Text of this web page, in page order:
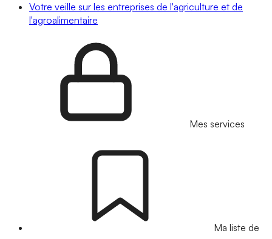
Votre veille sur les entreprises de l'agriculture et de
l'agroalimentaire
Mes services
Ma liste de